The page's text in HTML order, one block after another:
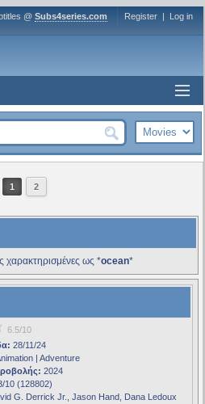
@ Subs4series.com Register | Log in
1 2
χαρακτηρισμένες ως *ocean*
6.5/10
28/11/24
| Adventure
2024
10 (128802)
G. Derrick Jr., Jason Hand, Dana Ledoux